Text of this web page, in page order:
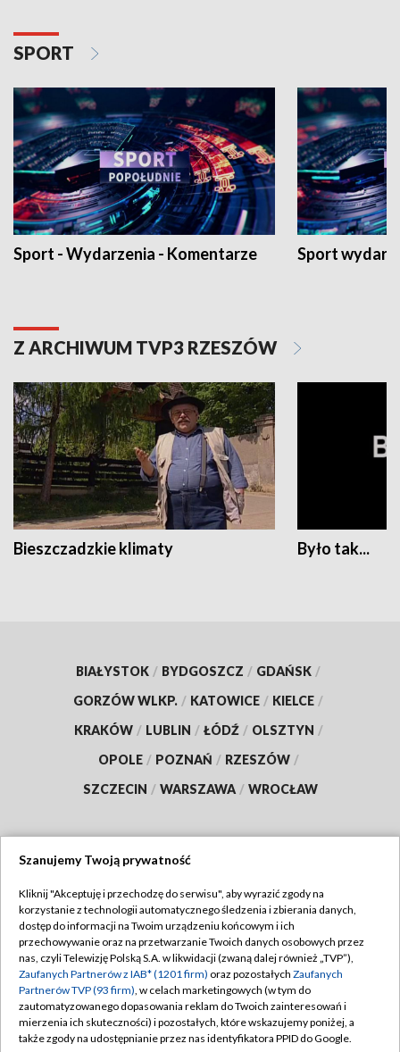
SPORT
Sport - Wydarzenia - Komentarze Sport
Z ARCHIWUM TVP3 RZESZÓW
Bieszczadzkie klimaty Było tak...
BIAŁYSTOK / BYDGOSZCZ / GDAŃSK /
GORZÓW WLKP. / KATOWICE / KIELCE /
KRAKÓW / LUBLIN / ŁÓDŹ / OLSZTYN /
OPOLE / POZNAŃ / RZESZÓW /
SZCZECIN / WARSZAWA / WROCŁAW
TVP
Abonament TVP
Emisja w TVP
Centrum informacji TVP
Naziemna Telewizja Cyfrowa
Regulamin TVP
Polityka prywatności
Moje zgody
Pomoc
Szanujemy Twoją prywatność
Kliknij "Akceptuję i przechodzę do serwisu", aby wyrazić zgody na
korzystanie z technologii automatycznego śledzenia i zbierania danych,
dostęp do informacji na Twoim urządzeniu końcowym i ich
przechowywanie oraz na przetwarzanie Twoich danych osobowych przez
nas, czyli Telewizję Polską S.A. w likwidacji (zwaną dalej również „TVP”),
Zaufanych Partnerów z IAB* (1201 firm) oraz pozostałych Zaufanych
Partnerów TVP (93 firm), w celach marketingowych (w tym do
zautomatyzowanego dopasowania reklam do Twoich zainteresowań i
mierzenia ich skuteczności) i pozostałych, które wskazujemy poniżej, a
także zgody na udostępnianie przez nas identyfikatora PPID do Google.